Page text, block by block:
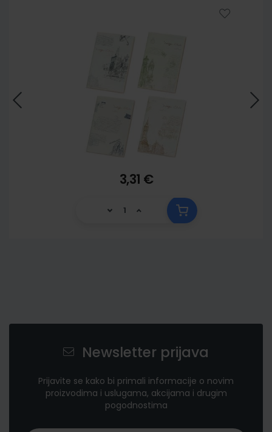
3,31 €
Newsletter prijava
Prijavite se kako bi primali informacije o novim
proizvodima i uslugama, akcijama i drugim
pogodnostima